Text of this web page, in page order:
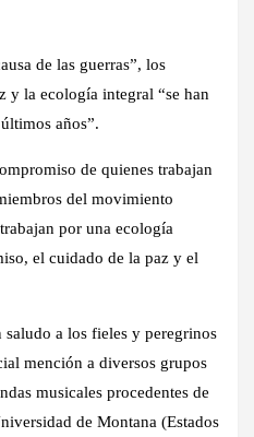
de las guerras”, los
y la ecología integral “se han
años”.
de quienes trabajan
del movimiento
por una ecología
el cuidado de la paz y el
a los fieles y peregrinos
mención a diversos grupos
musicales procedentes de
de Montana (Estados